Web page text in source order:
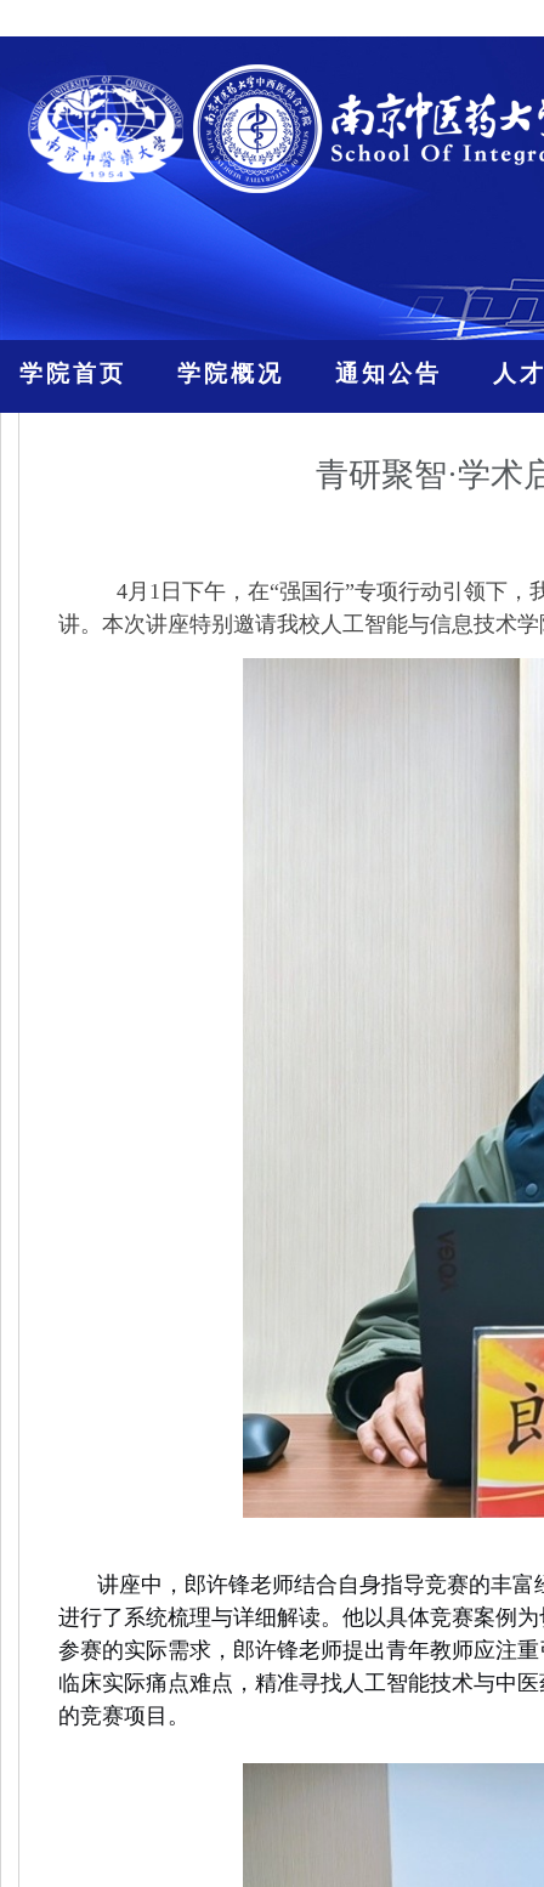
学院首页 学院概况 通知公告 人
青研聚智·学
4月 1 日下午，在“强国行”专项行动引领下
讲。本次讲座特别邀请我校人工智能与信息技术
讲座中，郎许锋老师结合自身指导竞赛的丰
进行了系统梳理与详细解读。他以具体竞赛案例
参赛的实际需求，郎许锋老师提出青年教师应注
临床实际痛点难点，精准寻找人工智能技术与中
的竞赛项目。